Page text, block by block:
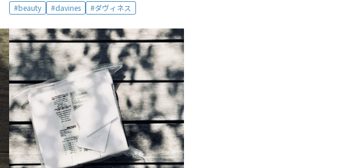
beauty davines ダヴィネス